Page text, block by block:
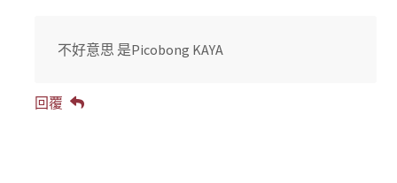
不好意思 是Picobong KAYA
回覆